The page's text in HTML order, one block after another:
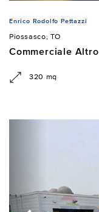
Enrico Rodolfo Pettazzi
Piossasco, TO
Commerciale Altro
320 mq